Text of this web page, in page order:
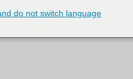
do not switch language